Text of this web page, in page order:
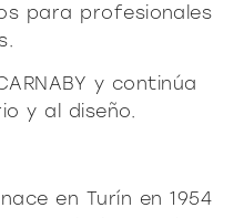
para profesionales
y continúa
y al diseño.
en Turín en 1954